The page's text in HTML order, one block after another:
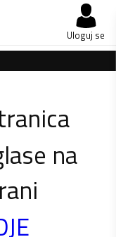
Uloguj se
na